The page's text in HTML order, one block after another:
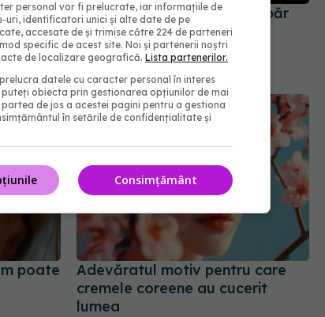
pe
cu
Masca esențială pentru un păr
rezistent și sănătos
11 noi 2025, 11:29
poate
Adevăratul motiv pentru care
cremele coreene au cucerit
lumea
personal vor fi prelucrate, iar informațiile de
uri, identificatori unici și alte date de pe
accesate de și trimise către 224 de parteneri
specific de acest site. Noi și partenerii noștri
de localizare geografică. Lista partenerilor.
datele cu caracter personal în interes
obiecta prin gestionarea opțiunilor de mai
partea de jos a acestei pagini pentru a gestiona
în setările de confidențialitate și
Consimțământ